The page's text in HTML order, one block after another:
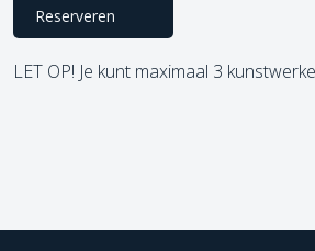
Reserveren
LET OP! Je kunt maximaal 3